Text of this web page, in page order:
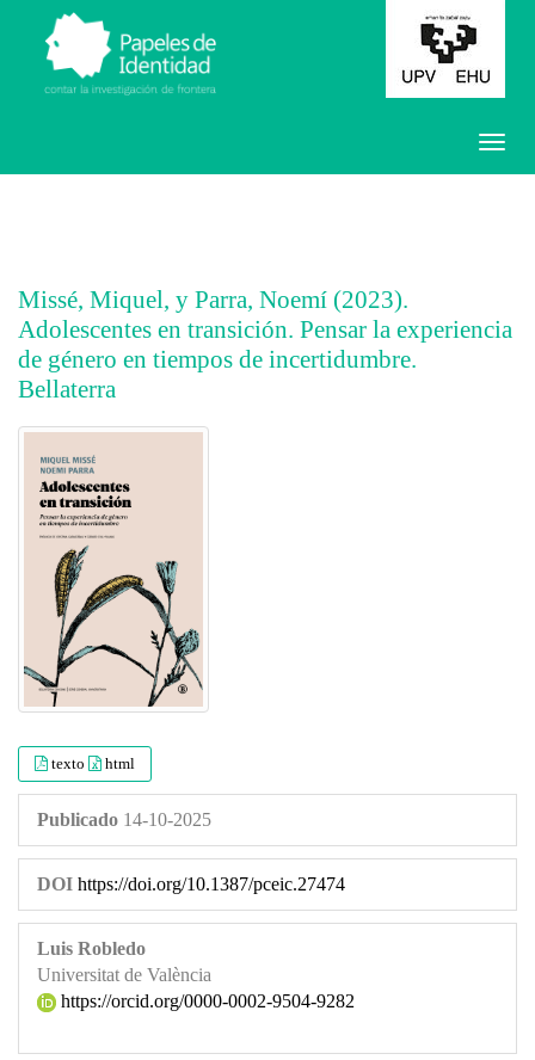
Missé, Miquel, y Parra, Noemí (2023).
Adolescentes en transición. Pensar la experiencia
de género en tiempos de incertidumbre.
Bellaterra
##plugins.themes.bootstrap3.article.main##
texto html
Publicado 14-10-2025
DOI https://doi.org/10.1387/pceic.27474
Luis Robledo
Universitat de València
https://orcid.org/0000-0002-9504-9282